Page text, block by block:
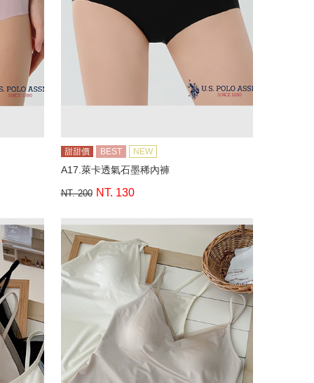
甜甜價 BEST NEW
A17.萊卡透氣石墨稀內褲
NT. 200 NT. 130